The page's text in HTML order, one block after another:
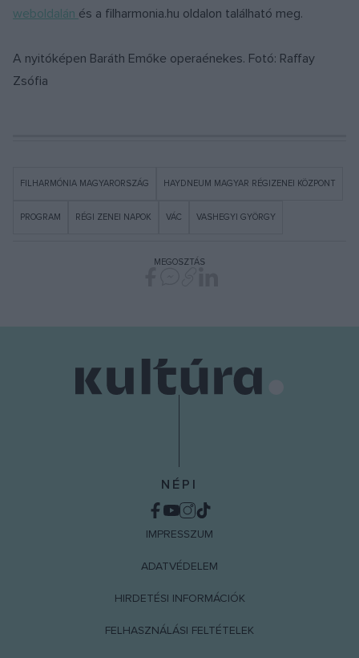
weboldalán és a filharmonia.hu oldalon található meg.
A nyitóképen Baráth Emőke operaénekes. Fotó: Raffay
Zsófia
FILHARMÓNIA MAGYARORSZÁG HAYDNEUM MAGYAR RÉGIZENEI KÖZPONT
PROGRAM RÉGI ZENEI NAPOK VÁC VASHEGYI GYÖRGY
MEGOSZTÁS
NÉPI
IMPRESSZUM
ADATVÉDELEM
HIRDETÉSI INFORMÁCIÓK
FELHASZNÁLÁSI FELTÉTELEK